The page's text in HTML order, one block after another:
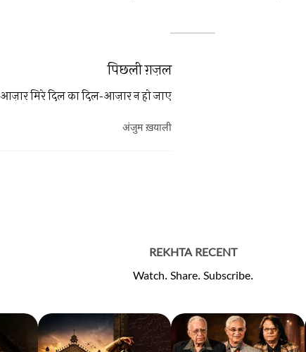
पिछली ग़ज़ल
आज़ार मिरे दिल का दिल-आज़ार न हो जाए
अंजुम ख़याली
REKHTA RECENT
Watch. Share. Subscribe.